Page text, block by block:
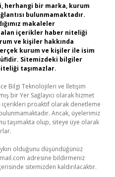
herhangi bir marka, kurum
bulunmamaktadır.
makaleler
alan içerikler haber niteliği
ve kişiler hakkında
kurum ve kişiler ile isim
Sitemizdeki bilgiler
taşımazlar.
Bilgi Teknolojileri ve İletişim
bir Yer Sağlayıcı olarak hizmet
proaktif olarak denetleme
Ancak, üyelerimiz
taşımakta olup, siteye üye olarak
olduğunu düşündüğünüz
adresine bildirmeniz
sitemizden kaldırılacaktır.